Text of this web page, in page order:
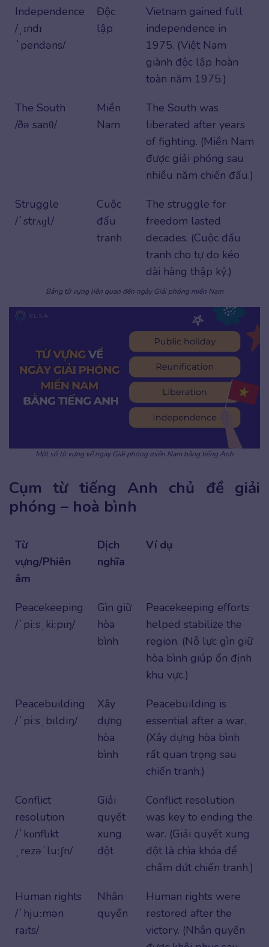
Independence
/ˌɪndɪ
ˈpendəns/
Độc
lập
Vietnam gained full
independence in
1975. (Việt Nam
giành độc lập hoàn
toàn năm 1975.)
The South
/ðə saʊθ/
Miền
Nam
The South was
liberated after years
of fighting. (Miền Nam
được giải phóng sau
nhiều năm chiến đấu.)
Struggle
/ˈstrʌɡl/
Cuộc
đấu
tranh
The struggle for
freedom lasted
decades. (Cuộc đấu
tranh cho tự do kéo
dài hàng thập kỷ.)
Bảng từ vựng liên quan đến ngày Giải phóng miền Nam
Một số từ vựng về ngày Giải phóng miền Nam bằng tiếng Anh
Cụm từ tiếng Anh chủ đề giải
phóng – hoà bình
Từ
vựng/Phiên
âm
Dịch
nghĩa
Ví dụ
Peacekeeping
/ˈpiːsˌkiːpɪŋ/
Gìn giữ
hòa
bình
Peacekeeping efforts
helped stabilize the
region. (Nỗ lực gìn giữ
hòa bình giúp ổn định
khu vực.)
Peacebuilding
/ˈpiːsˌbɪldɪŋ/
Xây
dựng
hòa
bình
Peacebuilding is
essential after a war.
(Xây dựng hòa bình
rất quan trọng sau
chiến tranh.)
Conflict
resolution
/ˈkɒnflɪkt
ˌrezəˈluːʃn/
Giải
quyết
xung
đột
Conflict resolution
was key to ending the
war. (Giải quyết xung
đột là chìa khóa để
chấm dứt chiến tranh.)
Human rights
/ˈhjuːmən
raɪts/
Nhân
quyền
Human rights were
restored after the
victory. (Nhân quyền